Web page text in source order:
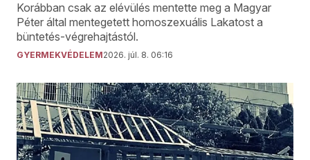
Korábban csak az elévülés mentette meg a Magyar
Péter által mentegetett homoszexuális Lakatost a
büntetés-végrehajtástól.
GYERMEKVÉDELEM2026. júl. 8. 06:16